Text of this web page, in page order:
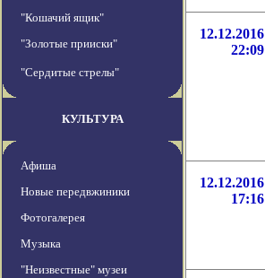
"Кошачий ящик"
"Золотые прииски"
"Сердитые стрелы"
КУЛЬТУРА
Афиша
Новые передвжиники
Фотогалерея
Музыка
"Неизвестные" музеи
12.12.2016
22:09
12.12.2016
17:16